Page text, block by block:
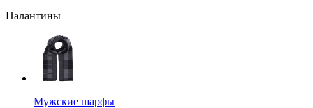
Палантины
Мужские шарфы